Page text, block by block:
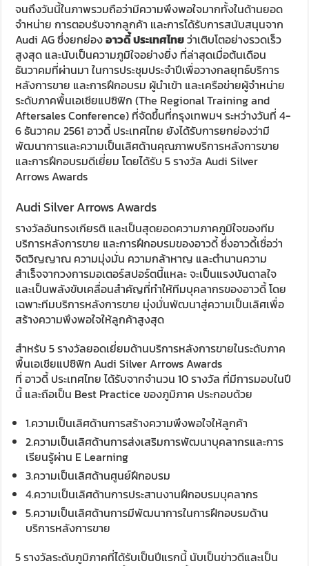
จนถึงวันนี้ในภาพรวมถือว่ามีความพึงพอใจมากทั้งในด้านยอด
จำหน่าย การตอบรับจากลูกค้า และการได้รับการสนับสนุนจาก
Audi AG ซึ่งยกย่องอาวดี้ ประเทศไทยว่าเติบโตอย่างรวดเร็ว
สูงสุด และนับเป็นความภูมิใจอย่างยิ่ง ที่ล่าสุดเมื่อต้นเดือน
ธันวาคมที่ผ่านมา ในการประชุมประจำปีเพื่อวางกลยุทธ์บริการ
หลังการขาย และการฝึกอบรม ผู้นำเข้า และเครือข่ายผู้จำหน่าย
ระดับภาคพื้นเอเชียแปซิฟิก (The Regional Training and
Aftersales Conference) ที่จัดขึ้นที่กรุงเทพมฯ ระหว่างวันที่ 4-
6 ธันวาคม 2561 อาวดี้ ประเทศไทย ยังได้รับการยกย่องว่ามี
พัฒนาการและความเป็นเลิศด้านคุณภาพบริการหลังการขาย
และการฝึกอบรมดีเยี่ยม โดยได้รับ 5 รางวัล Audi Silver
Arrows Awards
Audi Silver Arrows Awards
รางวัลอันทรงเกียรติ และเป็นสุดยอดความภาคภูมิใจของทีม
บริการหลังการขาย และการฝึกอบรมของอาวดี้ ซึ่งอาวดี้เชื่อว่า
จิตวิญญาณ ความมุ่งมั่น ความกล้าหาญ และตำนานความ
สำเร็จจากวงการมอเตอร์สปอร์ตนี้แหละ จะเป็นแรงบันดาลใจ
และเป็นพลังขับเคลื่อนสำคัญที่ทำให้ทีมบุคลากรของอาวดี้ โดย
เฉพาะทีมบริการหลังการขาย มุ่งมั่นพัฒนาสู่ความเป็นเลิศเพื่อ
สร้างความพึงพอใจให้ลูกค้าสูงสุด
สำหรับ 5 รางวัลยอดเยี่ยมด้านบริการหลังการขายในระดับภาค
พื้นเอเชียแปซิฟิก Audi Silver Arrows Awards
ที่ อาวดี้ ประเทศไทย ได้รับจากจำนวน 10 รางวัล ที่มีการมอบในปี
นี้ และถือเป็น Best Practice ของภูมิภาค ประกอบด้วย
1.ความเป็นเลิศด้านการสร้างความพึงพอใจให้ลูกค้า
2.ความเป็นเลิศด้านการส่งเสริมการพัฒนาบุคลากรและการ
เรียนรู้ผ่าน E Learning
3.ความเป็นเลิศด้านศูนย์ฝึกอบรม
4.ความเป็นเลิศด้านการประสานงานฝึกอบรมบุคลากร
5.ความเป็นเลิศด้านการมีพัฒนาการในการฝึกอบรมด้าน
บริการหลังการขาย
5 รางวัลระดับภูมิภาคที่ได้รับเป็นปีแรกนี้ นับเป็นข่าวดีและเป็น